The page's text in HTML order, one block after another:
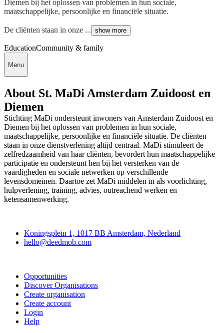
Diemen bij het oplossen van problemen in hun sociale,
maatschappelijke, persoonlijke en financiële situatie.
De cliënten staan in onze ... show more
EducationCommunity & family
Menu
About St. MaDi Amsterdam Zuidoost en
Diemen
Stichting MaDi ondersteunt inwoners van Amsterdam Zuidoost en
Diemen bij het oplossen van problemen in hun sociale,
maatschappelijke, persoonlijke en financiële situatie. De cliënten
staan in onze dienstverlening altijd centraal. MaDi stimuleert de
zelfredzaamheid van haar cliënten, bevordert hun maatschappelijke
participatie en ondersteunt hen bij het versterken van de
vaardigheden en sociale netwerken op verschillende
levensdomeinen. Daartoe zet MaDi middelen in als voorlichting,
hulpverlening, training, advies, outreachend werken en
ketensamenwerking.
Koningsplein 1, 1017 BB Amsterdam, Nederland
hello@deedmob.com
Opportunities
Discover Organisations
Create organisation
Create account
Login
Help